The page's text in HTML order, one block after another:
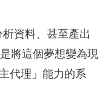
資料、甚至產出
將這個夢想變為現
代理」能力的系